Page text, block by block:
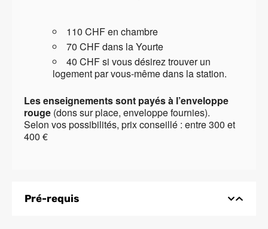
110 CHF en chambre
70 CHF dans la Yourte
40 CHF si vous désirez trouver un
logement par vous-même dans la station.
Les enseignements sont payés à l’enveloppe
rouge (dons sur place, enveloppe fournies).
Selon vos possibilités, prix conseillé : entre 300 et
400 €
Pré-requis